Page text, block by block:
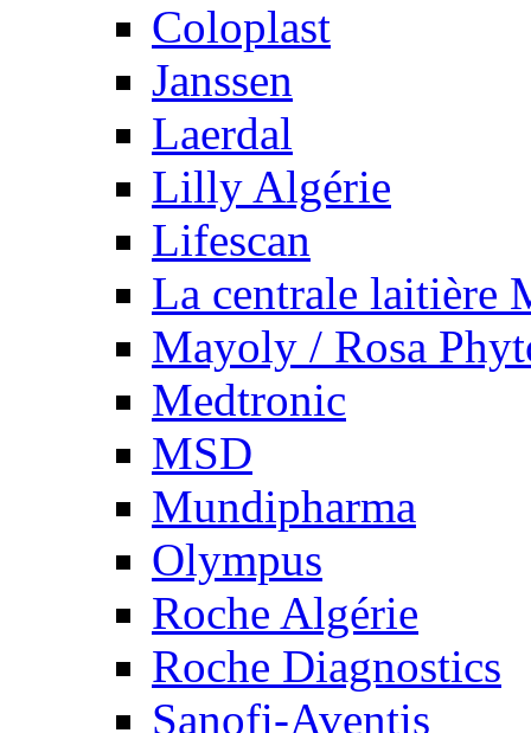
Coloplast
Janssen
Laerdal
Lilly Algérie
Lifescan
La centrale laitière
Mayoly / Rosa
Medtronic
MSD
Mundipharma
Olympus
Roche Algérie
Roche Diagnostics
Sanofi-Aventis